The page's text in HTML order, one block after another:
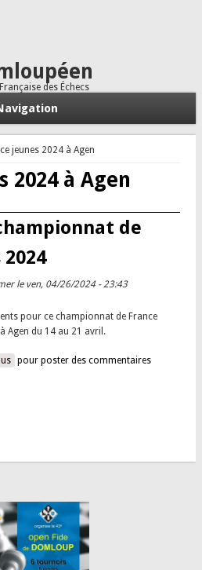
des Échecs
jeunes 2024 à Agen
2024 à Agen
de
le ven, 04/26/2024 - 23:43
pour ce championnat de France
Agen du 14 au 21 avril.
du championnat de France jeunes
pour poster des commentaires